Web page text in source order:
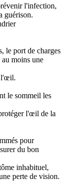
l'infection,
guérison.
le port de charges
moins une
l'œil.
le sommeil les
l'œil de la
pour
du bon
inhabituel,
perte de vision.